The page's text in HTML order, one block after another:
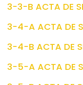
3-3-B ACTA DE
3-4-A ACTA DE
3-4-B ACTA DE
3-5-A ACTA DE